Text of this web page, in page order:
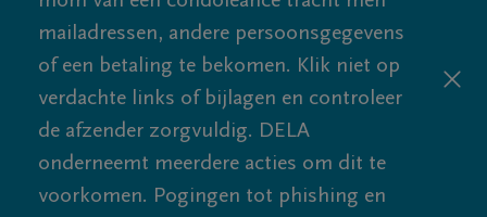
mailadressen, andere persoonsgegevens
of een betaling te bekomen. Klik niet op
verdachte links of bijlagen en controleer
de afzender zorgvuldig. DELA
onderneemt meerdere acties om dit te
voorkomen. Pogingen tot phishing en